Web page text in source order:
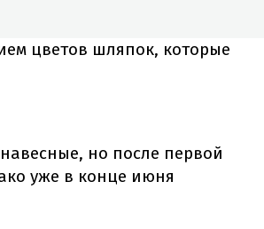
цветов шляпок, которые
но после первой
уже в конце июня